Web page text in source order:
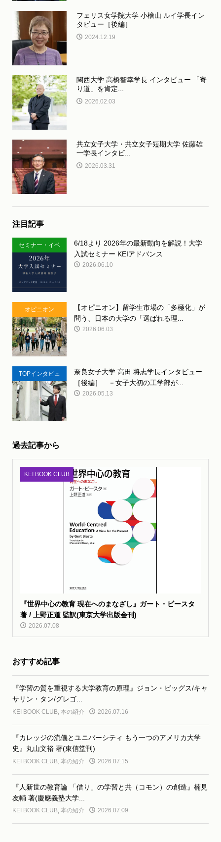
フェリス女学院大学 小檜山 ルイ学長イン
タビュー［後編］
2024.12.19
関西大学 高橋智幸学長 インタビュー 「寄
り道」を肯定...
2026.02.03
共立女子大学・共立女子短期大学 佐藤雄
一学長インタビ...
2026.03.31
注目記事
セミナー・イベ
ント
6/18より 2026年の最新動向を解説！大学
入試セミナー KEIアドバンス
2026.06.10
オピニオン
【オピニオン】留学生市場の「多極化」が
問う、日本の大学の「選ばれる理...
2026.06.03
TOPインタビュ
ー
奈良女子大学 高田 将志学長インタビュー
［後編］ －女子大初の工学部が...
2026.05.13
過去記事から
KEI BOOK CLUB
『世界中心の教育 現在へのまなざし』ガート・ビースタ
著 / 上野正道 監訳(東京大学出版会刊)
2026.07.08
おすすめ記事
『学習の質を重視する大学教育の原理』ジョン・ビッグス/キャ
サリン・タン/グレゴ...
KEI BOOK CLUB, 本の紹介 2026.07.16
『カレッジの流儀とユニバーシティ もう一つのアメリカ大学
史』丸山文裕 著(東信堂刊)
KEI BOOK CLUB, 本の紹介 2026.07.15
『人新世の教育論 「借り」の学習と共（コモン）の創造』楠見
友輔 著(慶應義塾大学...
KEI BOOK CLUB, 本の紹介 2026.07.09